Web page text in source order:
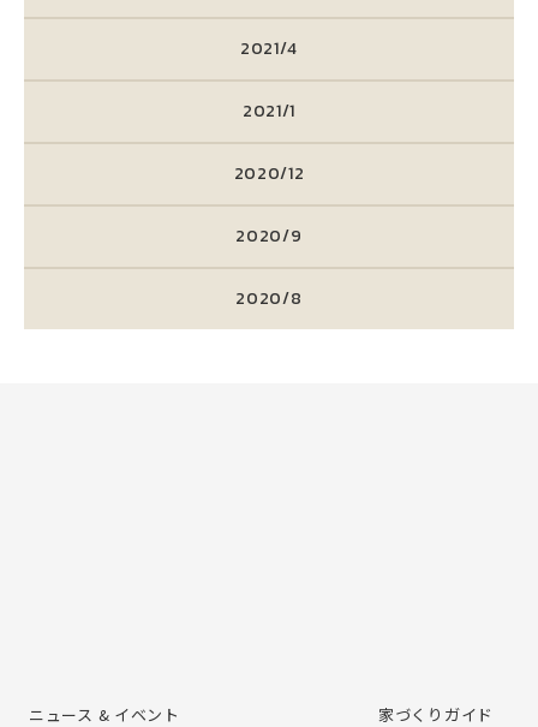
2021/4
2021/1
2020/12
2020/9
2020/8
ニュース & イベント
家づくりガイド